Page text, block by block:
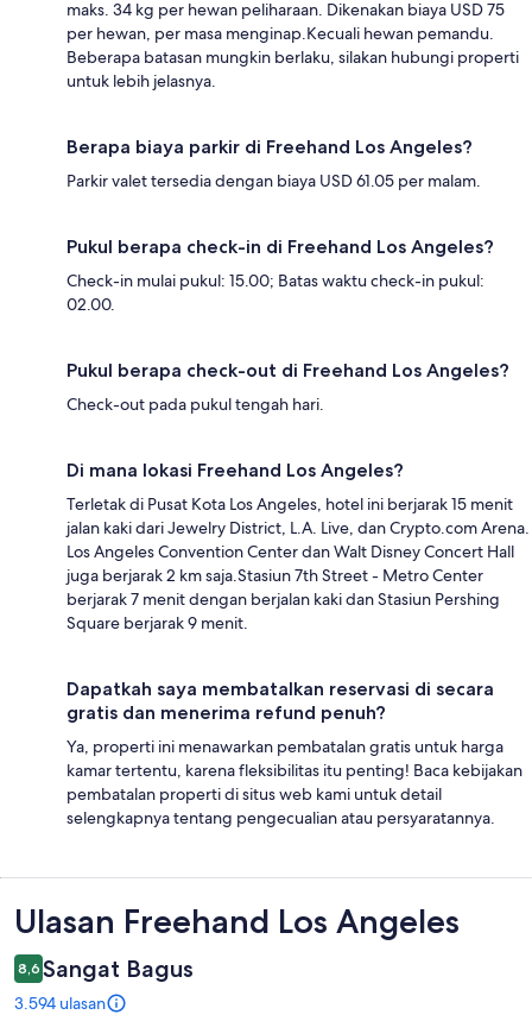
maks. 34 kg per hewan peliharaan. Dikenakan biaya USD 75
per hewan, per masa menginap.Kecuali hewan pemandu.
Beberapa batasan mungkin berlaku, silakan hubungi properti
untuk lebih jelasnya.
Berapa biaya parkir di Freehand Los Angeles?
Parkir valet tersedia dengan biaya USD 61.05 per malam.
Pukul berapa check-in di Freehand Los Angeles?
Check-in mulai pukul: 15.00; Batas waktu check-in pukul:
02.00.
Pukul berapa check-out di Freehand Los Angeles?
Check-out pada pukul tengah hari.
Di mana lokasi Freehand Los Angeles?
Terletak di Pusat Kota Los Angeles, hotel ini berjarak 15 menit
jalan kaki dari Jewelry District, L.A. Live, dan Crypto.com Arena.
Los Angeles Convention Center dan Walt Disney Concert Hall
juga berjarak 2 km saja.Stasiun 7th Street - Metro Center
berjarak 7 menit dengan berjalan kaki dan Stasiun Pershing
Square berjarak 9 menit.
Dapatkah saya membatalkan reservasi di secara
gratis dan menerima refund penuh?
Ya, properti ini menawarkan pembatalan gratis untuk harga
kamar tertentu, karena fleksibilitas itu penting! Baca kebijakan
pembatalan properti di situs web kami untuk detail
selengkapnya tentang pengecualian atau persyaratannya.
Ulasan
Ulasan Freehand Los Angeles
8,6 Sangat Bagus
3.594 ulasan